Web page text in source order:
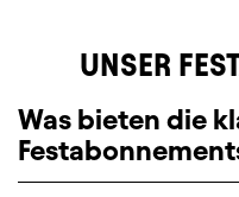
UNSER
Was bieten die